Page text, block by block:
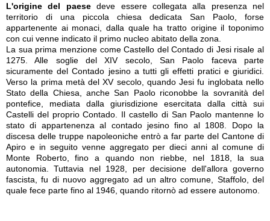
L'origine del paesedeve essere collegata alla presenza nel
territorio di una piccola chiesa dedicata San Paolo, forse
appartenente ai monaci, dalla quale ha tratto origine il toponimo
con cui venne indicato il primo nucleo abitato della zona.
La sua prima menzione come Castello del Contado di Jesi risale al
1275. Alle soglie del XIV secolo, San Paolo faceva parte
sicuramente del Contado jesino a tutti gli effetti pratici e giuridici.
Verso la prima metà del XV secolo, quando Jesi fu inglobata nello
Stato della Chiesa, anche San Paolo riconobbe la sovranità del
pontefice, mediata dalla giurisdizione esercitata dalla città sui
Castelli del proprio Contado. Il castello di San Paolo mantenne lo
stato di appartenenza al contado jesino fino al 1808. Dopo la
discesa delle truppe napoleoniche entrò a far parte del Cantone di
Apiro e in seguito venne aggregato per dieci anni al comune di
Monte Roberto, fino a quando non riebbe, nel 1818, la sua
autonomia. Tuttavia nel 1928, per decisione dell'allora governo
fascista, fu di nuovo aggregato ad un altro comune, Staffolo, del
quale fece parte fino al 1946, quando ritornò ad essere autonomo.